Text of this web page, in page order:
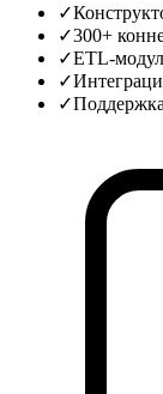
✓
✓300+
✓
✓
✓